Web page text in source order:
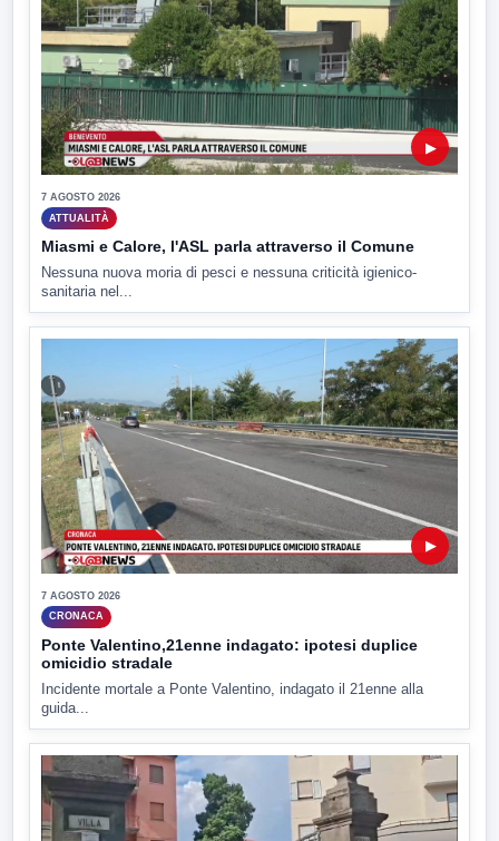
▶
7 AGOSTO 2026
ATTUALITÀ
Miasmi e Calore, l'ASL parla attraverso il Comune
Nessuna nuova moria di pesci e nessuna criticità igienico-
sanitaria nel...
▶
7 AGOSTO 2026
CRONACA
Ponte Valentino,21enne indagato: ipotesi duplice
omicidio stradale
Incidente mortale a Ponte Valentino, indagato il 21enne alla
guida...